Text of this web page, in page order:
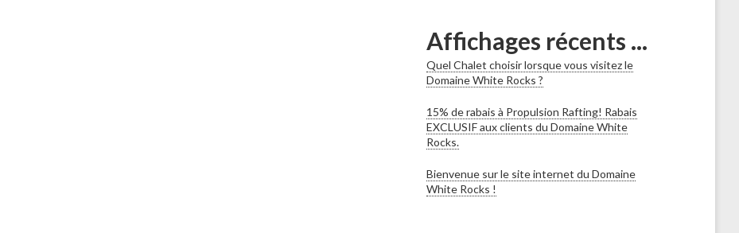
Affichages récents ...
Quel Chalet choisir lorsque vous visitez le
Domaine White Rocks ?
15% de rabais à Propulsion Rafting! Rabais
EXCLUSIF aux clients du Domaine White
Rocks.
Bienvenue sur le site internet du Domaine
White Rocks !